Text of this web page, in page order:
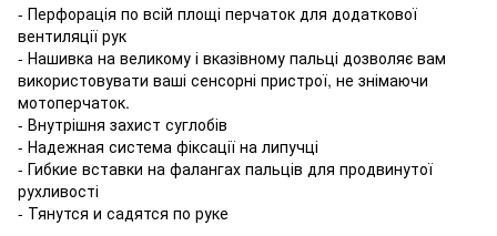
- Перфорація по всій площі перчаток для додаткової
вентиляції рук
- Нашивка на великому і вказівному пальці дозволяє вам
використовувати ваші сенсорні пристрої, не знімаючи
мотоперчаток.
- Внутрішня захист суглобів
- Надежная система фіксації на липучці
- Гибкие вставки на фалангах пальців для продвинутої
рухливості
- Тянутся и садятся по руке